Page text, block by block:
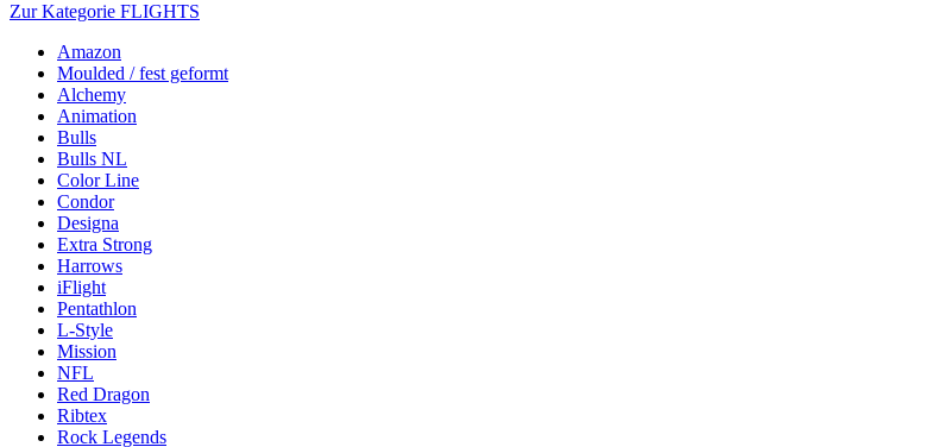
Zur Kategorie FLIGHTS
Amazon
Moulded / fest geformt
Alchemy
Animation
Bulls
Bulls NL
Color Line
Condor
Designa
Extra Strong
Harrows
iFlight
Pentathlon
L-Style
Mission
NFL
Red Dragon
Ribtex
Rock Legends